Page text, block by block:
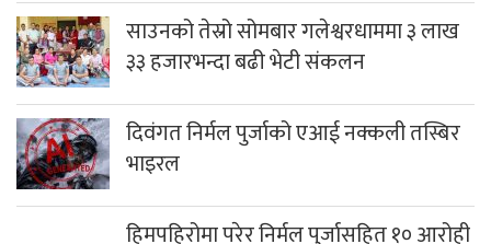
साउनको तेस्रो सोमबार गलेश्वरधाममा ३ लाख
३३ हजारभन्दा बढी भेटी संकलन
दिवंगत निर्मल पुर्जाको एआई नक्कली तस्बिर
भाइरल
हिमपहिरोमा परेर निर्मल पुर्जासहित १० आरोही